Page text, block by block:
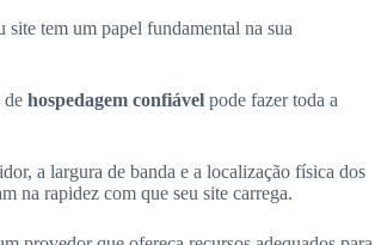
site tem um papel fundamental na sua
de hospedagem confiável pode fazer toda a
a largura de banda e a localização física dos
na rapidez com que seu site carrega.